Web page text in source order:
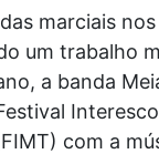
marciais
um trabalho
a banda
com a